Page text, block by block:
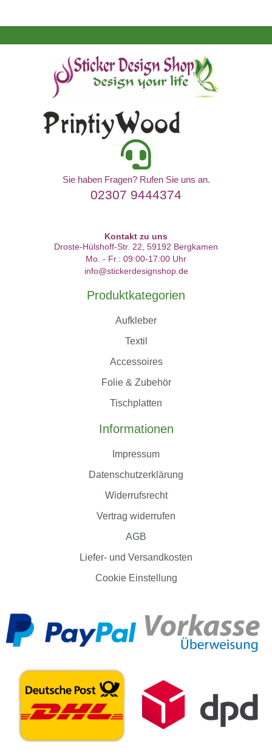
Sie haben Fragen? Rufen Sie uns an.
02307 9444374
Kontakt zu uns
Droste-Hülshoff-Str. 22, 59192 Bergkamen
Mo. - Fr.: 09:00-17:00 Uhr
info@stickerdesignshop.de
Produktkategorien
Aufkleber
Textil
Accessoires
Folie & Zubehör
Tischplatten
Informationen
Impressum
Datenschutzerklärung
Widerrufsrecht
Vertrag widerrufen
AGB
Liefer- und Versandkosten
Cookie Einstellung